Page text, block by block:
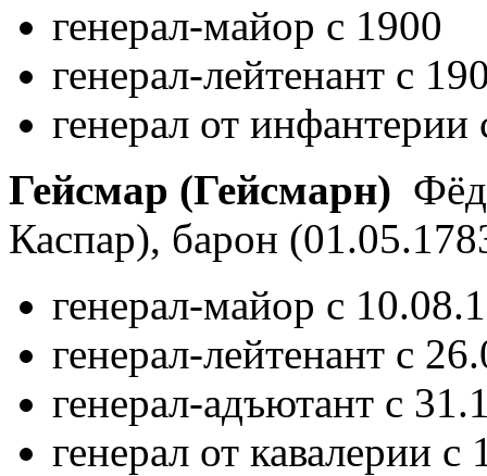
генерал-майор с 1900
генерал-лейтенант с
генерал от
Гейсмар (Гейсмарн)
Каспар), барон
генерал-майор с
генерал-лейтенант с
генерал-адъютант с
генерал от кавалерии с